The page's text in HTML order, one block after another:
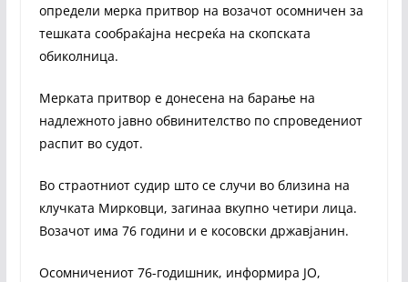
определи мерка притвор на возачот осомничен за
тешката сообраќајна несреќа на скопската
обиколница.
Мерката притвор е донесена на барање на
надлежното јавно обвинителство по спроведениот
распит во судот.
Во страотниот судир што се случи во близина на
клучката Мирковци, загинаа вкупно четири лица.
Возачот има 76 години и е косовски државјанин.
Осомничениот 76-годишник, информира ЈО,